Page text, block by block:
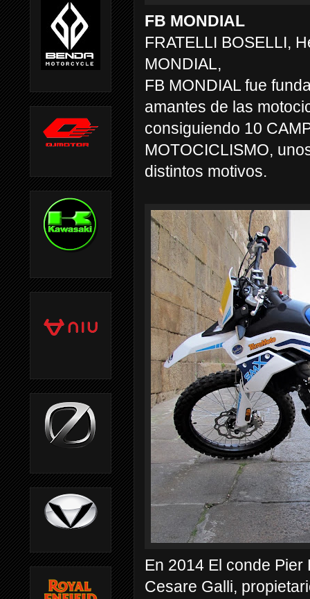
FB MONDIAL
FRATELLI BOSELLI,
MONDIAL,
FB MONDIAL fue
amantes de las
consiguiendo 10
MOTOCICLISMO,
distintos motivos.
En 2014 El conde
Cesare Galli,